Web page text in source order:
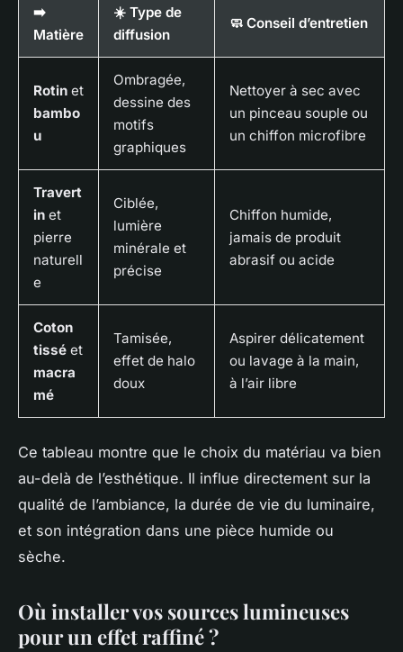
➡️
Matière
☀️ Type de
diffusion
🧼 Conseil d’entretien
Rotin et
bambo
u
Ombragée,
dessine des
motifs
graphiques
Nettoyer à sec avec
un pinceau souple ou
un chiffon microfibre
Travert
in et
pierre
naturell
e
Ciblée,
lumière
minérale et
précise
Chiffon humide,
jamais de produit
abrasif ou acide
Coton
tissé et
macra
mé
Tamisée,
effet de halo
doux
Aspirer délicatement
ou lavage à la main,
à l’air libre
Ce tableau montre que le choix du matériau va bien
au-delà de l’esthétique. Il influe directement sur la
qualité de l’ambiance, la durée de vie du luminaire,
et son intégration dans une pièce humide ou
sèche.
Où installer vos sources lumineuses
pour un effet raffiné ?